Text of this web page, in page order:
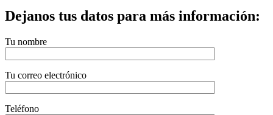
Dejanos tus datos para más información:
Tu nombre
Tu correo electrónico
Teléfono